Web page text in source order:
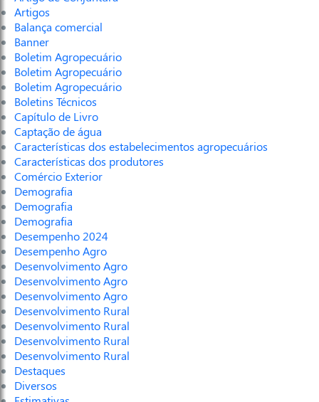
Artigos
Balança comercial
Banner
Boletim Agropecuário
Boletim Agropecuário
Boletim Agropecuário
Boletins Técnicos
Capítulo de Livro
Captação de água
Características dos estabelecimentos agropecuários
Características dos produtores
Comércio Exterior
Demografia
Demografia
Demografia
Desempenho 2024
Desempenho Agro
Desenvolvimento Agro
Desenvolvimento Agro
Desenvolvimento Agro
Desenvolvimento Rural
Desenvolvimento Rural
Desenvolvimento Rural
Desenvolvimento Rural
Destaques
Diversos